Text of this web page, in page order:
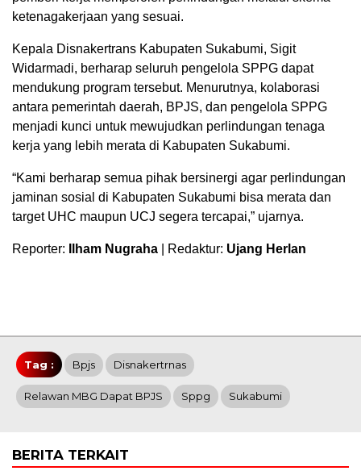
ketenagakerjaan yang sesuai.
Kepala Disnakertrans Kabupaten Sukabumi, Sigit
Widarmadi, berharap seluruh pengelola SPPG dapat
mendukung program tersebut. Menurutnya, kolaborasi
antara pemerintah daerah, BPJS, dan pengelola SPPG
menjadi kunci untuk mewujudkan perlindungan tenaga
kerja yang lebih merata di Kabupaten Sukabumi.
“Kami berharap semua pihak bersinergi agar perlindungan
jaminan sosial di Kabupaten Sukabumi bisa merata dan
target UHC maupun UCJ segera tercapai,” ujarnya.
Reporter: Ilham Nugraha | Redaktur: Ujang Herlan
Tag : Bpjs Disnakertrnas
Relawan MBG Dapat BPJS Sppg Sukabumi
BERITA TERKAIT